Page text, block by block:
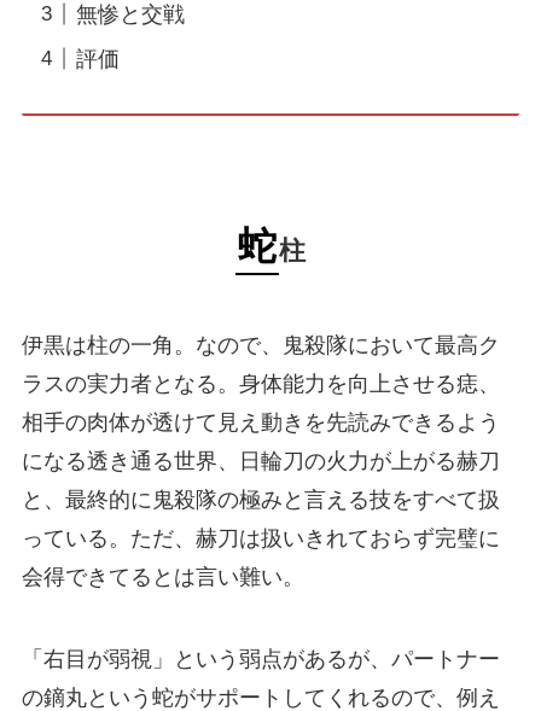
無惨と交戦
評価
蛇柱
伊黒は柱の一角。なので、鬼殺隊において最高ク
ラスの実力者となる。身体能力を向上させる痣、
相手の肉体が透けて見え動きを先読みできるよう
になる透き通る世界、日輪刀の火力が上がる赫刀
と、最終的に鬼殺隊の極みと言える技をすべて扱
っている。ただ、赫刀は扱いきれておらず完璧に
会得できてるとは言い難い。
「右目が弱視」という弱点があるが、パートナー
の鏑丸という蛇がサポートしてくれるので、例え